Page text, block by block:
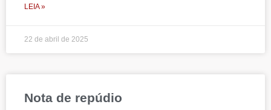
LEIA »
22 de abril de 2025
Nota de repúdio